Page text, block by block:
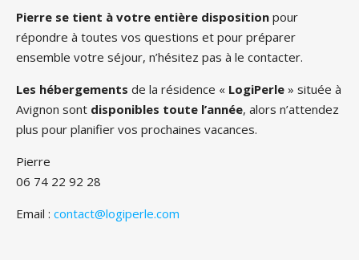
Pierre se tient à votre entière disposition pour
répondre à toutes vos questions et pour préparer
ensemble votre séjour, n’hésitez pas à le contacter.
Les hébergements de la résidence « LogiPerle » située à
Avignon sont disponibles toute l’année, alors n’attendez
plus pour planifier vos prochaines vacances.
Pierre
06 74 22 92 28
Email : contact@logiperle.com